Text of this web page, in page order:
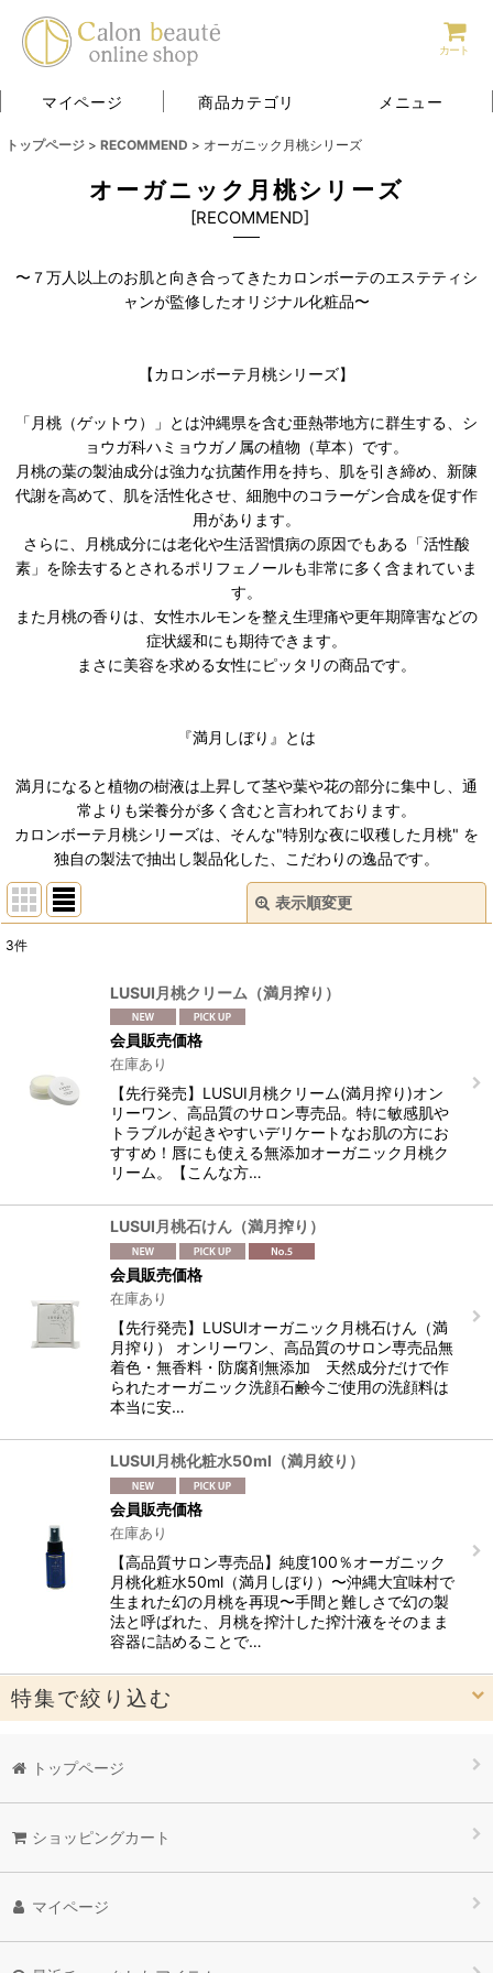
カート
マイページ 商品カテゴリ メニュー
トップページ > RECOMMEND > オーガニック月桃シリーズ
オーガニック月桃シリーズ
[RECOMMEND]
〜７万人以上のお肌と向き合ってきたカロンボーテのエステティシ
ャンが監修したオリジナル化粧品〜
【カロンボーテ月桃シリーズ】
「月桃（ゲットウ）」とは沖縄県を含む亜熱帯地方に群生する、シ
ョウガ科ハミョウガノ属の植物（草本）です。
月桃の葉の製油成分は強力な抗菌作用を持ち、肌を引き締め、新陳
代謝を高めて、肌を活性化させ、細胞中のコラーゲン合成を促す作
用があります。
さらに、月桃成分には老化や生活習慣病の原因でもある「活性酸
素」を除去するとされるポリフェノールも非常に多く含まれていま
す。
また月桃の香りは、女性ホルモンを整え生理痛や更年期障害などの
症状緩和にも期待できます。
まさに美容を求める女性にピッタリの商品です。
『満月しぼり』とは
満月になると植物の樹液は上昇して茎や葉や花の部分に集中し、通
常よりも栄養分が多く含むと言われております。
カロンボーテ月桃シリーズは、そんな"特別な夜に収穫した月桃" を
独自の製法で抽出し製品化した、こだわりの逸品です。
表示順変更
絞り込む
3件
LUSUI月桃クリーム（満月搾り）
会員販売価格
在庫あり
【先行発売】LUSUI月桃クリーム(満月搾り)オン
リーワン、高品質のサロン専売品。特に敏感肌や
トラブルが起きやすいデリケートなお肌の方にお
すすめ！唇にも使える無添加オーガニック月桃ク
リーム。【こんな方…
LUSUI月桃石けん（満月搾り）
会員販売価格
在庫あり
【先行発売】LUSUIオーガニック月桃石けん（満
月搾り） オンリーワン、高品質のサロン専売品無
着色・無香料・防腐剤無添加 天然成分だけで作
られたオーガニック洗顔石鹸今ご使用の洗顔料は
本当に安…
LUSUI月桃化粧水50ml（満月絞り）
会員販売価格
在庫あり
【高品質サロン専売品】純度100％オーガニック
月桃化粧水50ml（満月しぼり）〜沖縄大宜味村で
生まれた幻の月桃を再現〜手間と難しさで幻の製
法と呼ばれた、月桃を搾汁した搾汁液をそのまま
容器に詰めることで…
特集で絞り込む
12cosme(NMN配合化粧品）
洗顔、クレンジング、石鹸
高機能パウダーエッセンス
【守る】美容オイル（肌環境保護）
トップページ
ショッピングカート
マイページ